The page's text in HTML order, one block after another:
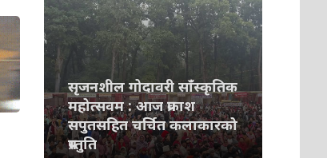
सृजनशील गोदावरी साँस्कृतिक
महोत्सवम : आज प्रकाश
सपुतसहित चर्चित कलाकारको
प्रस्तुति